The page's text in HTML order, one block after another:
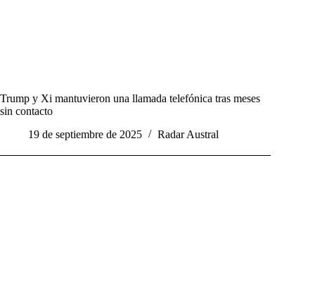
Trump y Xi mantuvieron una llamada telefónica tras meses
sin contacto
19 de septiembre de 2025
Radar Austral